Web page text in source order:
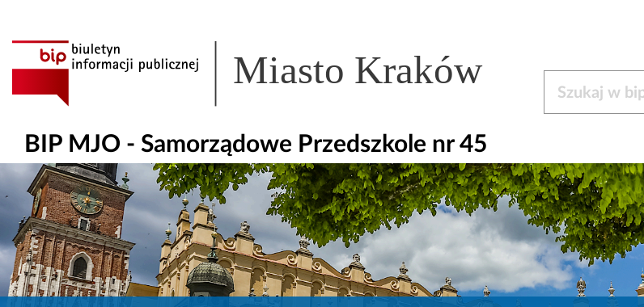
Miasto Kraków
BIP MJO - Samorządowe Przedszkole nr 45